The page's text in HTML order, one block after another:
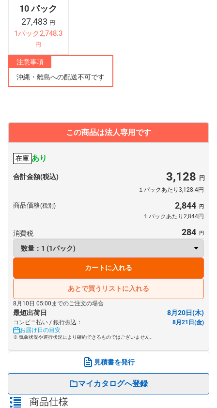
10 パック
27,483 円
1パック2,748.3
円
注意事項
沖縄・離島への配送不可です
この商品は法人専用です
在庫 あり
合計金額(税込) 3,128
１パックあたり3,128.4円
商品価格(税別) 2,844
１パックあたり2,844円
消費税 284
カートに入れる
あとで買うリストに入れる
8月10日 05:00までのご注文の場合
最短出荷日 8月20日(木)
コンビニ払い / 銀行振込：
8月21日(金)
お届け日の目安
※ 気象状況や運行状況により確約できるものではございません。
見積書を発行
マイカタログへ登録
商品仕様